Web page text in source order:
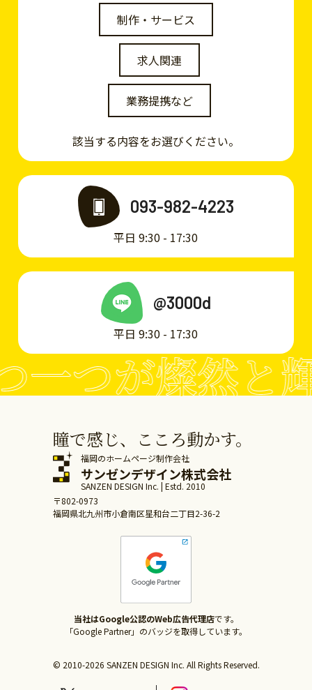
制作・サービス
求人関連
業務提携など
該当する内容をお選びください。
093-982-4223
平日 9:30 - 17:30
@3000d
平日 9:30 - 17:30
つが燦然と
瞳で感じ、こころ動かす。
福岡のホームページ制作会社
サンゼンデザイン株式会社
SANZEN DESIGN Inc. | Estd. 2010
〒802-0973
福岡県北九州市小倉南区星和台二丁目2-36-2
当社はGoogle公認のWeb広告代理店です。
「Google Partner」のバッジを取得しています。
© 2010-2026 SANZEN DESIGN Inc. All Rights Reserved.